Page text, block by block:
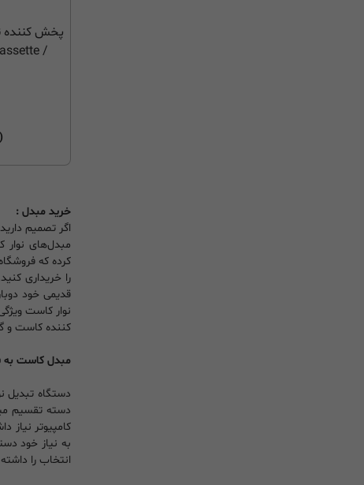
(1)
خرید مبدل :
اگر تصمیم
مبدل‌های نوار
کرده که
را خریداری
قدیمی خود
نوار کاست
کننده کاست و
مبدل کاست به
کامپیوتر نیاز
انتخاب را